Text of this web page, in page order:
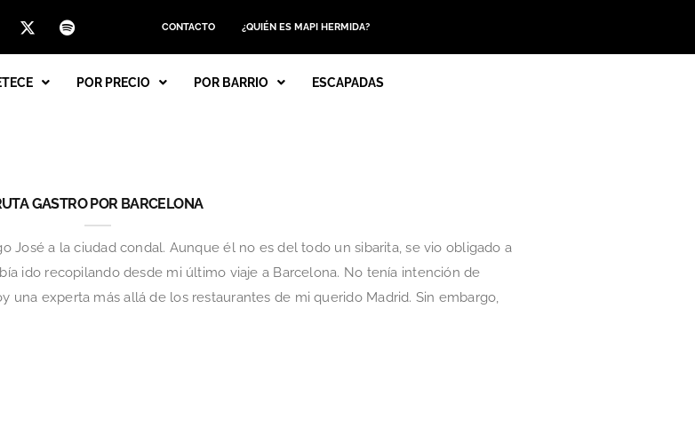
CONTACTO ¿QUIÉN ES MAPI HERMIDA?
POR PRECIO POR BARRIO ESCAPADAS
GASTRO POR BARCELONA
José a la ciudad condal. Aunque él no es del todo un sibarita, se vio obligado a
ido recopilando desde mi último viaje a Barcelona. No tenía intención de
una experta más allá de los restaurantes de mi querido Madrid. Sin embargo,